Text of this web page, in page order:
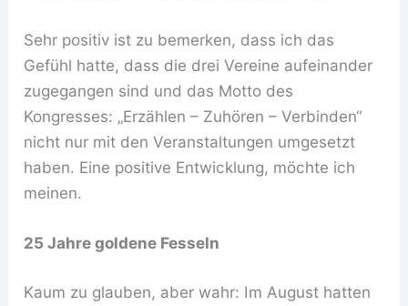
Sehr positiv ist zu bemerken, dass ich das
Gefühl hatte, dass die drei Vereine aufeinander
zugegangen sind und das Motto des
Kongresses: „Erzählen – Zuhören – Verbinden“
nicht nur mit den Veranstaltungen umgesetzt
haben. Eine positive Entwicklung, möchte ich
meinen.
25 Jahre goldene Fesseln
Kaum zu glauben, aber wahr: Im August hatten